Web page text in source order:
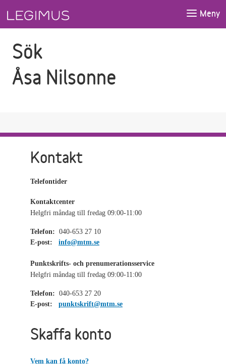
Meny
Sök
Åsa Nilsonne
Kontakt
Telefontider
Kontaktcenter
Helgfri måndag till fredag 09:00-11:00
Telefon: 040-653 27 10
E-post:
info@mtm.se
Punktskrifts- och prenumerationsservice
Helgfri måndag till fredag 09:00-11:00
Telefon: 040-653 27 20
E-post:
punktskrift@mtm.se
Skaffa konto
Vem kan få konto?